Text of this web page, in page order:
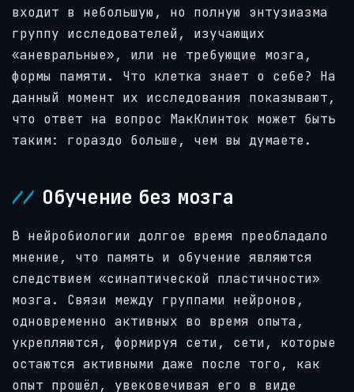
входит в небольшую, но полную энтузиазма
группу исследователей, изучающих
«аневральные», или не требующие мозга,
формы памяти. Что клетка знает о себе? На
данный момент их исследования показывают,
что ответ на вопрос МакКлинток может быть
таким: гораздо больше, чем вы думаете.
Обучение без мозга
В нейробиологии долгое время преобладало
мнение, что память и обучение являются
следствием «синаптической пластичности»
мозга. Связи между группами нейронов,
одновременно активных во время опыта,
укрепляются, формируя сети, сети, которые
остаются активными даже после того, как
опыт прошёл, увековечивая его в виде